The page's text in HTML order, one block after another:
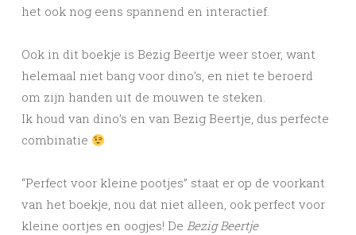
het ook nog eens spannend en interactief.
Ook in dit boekje is Bezig Beertje weer stoer, want
helemaal niet bang voor dino’s, en niet te beroerd
om zijn handen uit de mouwen te steken.
Ik houd van dino’s en van Bezig Beertje, dus perfecte
combinatie
“Perfect voor kleine pootjes” staat er op de voorkant
van het boekje, nou dat niet alleen, ook perfect voor
kleine oortjes en oogjes! De Bezig Beertje